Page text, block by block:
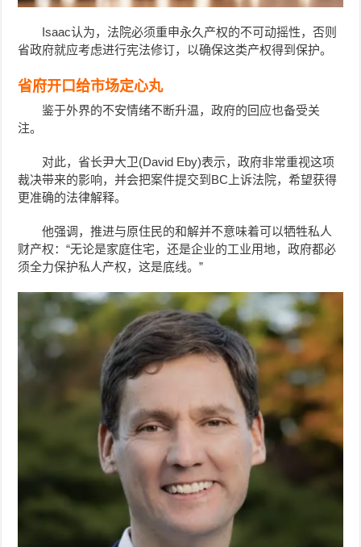
Isaac认为，法院必须重申永久产权的不可动摇性，否则
省政府就应考虑进行宪法修订，以确保这类产权得到保护。
省府开口给市场定心丸
鉴于外界的不安情绪不断升温，政府的回应也备受关
注。
对此，省长尹大卫(David Eby)表示，政府非常重视这项
裁决带来的影响，并会把案件提交到BC上诉法院，希望获得
更准确的法律解释。
他强调，推进与原住民的和解并不意味着可以牺牲私人
财产权：“无论是家庭住宅，还是企业的工业用地，政府都必
须全力保护私人产权，这是底线。”